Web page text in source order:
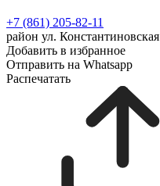
+7 (861) 205-82-11
район ул. Константиновская
Добавить в избранное
Отправить на Whatsapp
Распечатать